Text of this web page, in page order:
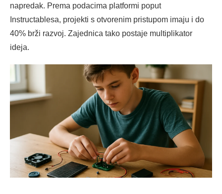
napredak. Prema podacima platformi poput
Instructablesa, projekti s otvorenim pristupom imaju i do
40% brži razvoj. Zajednica tako postaje multiplikator
ideja.